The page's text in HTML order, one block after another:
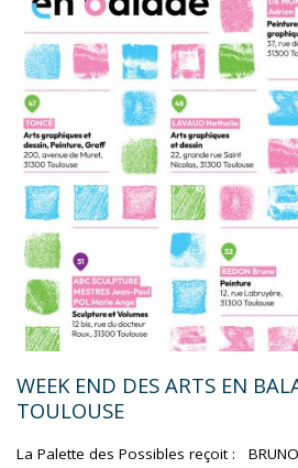
WEEK END DES ARTS EN
TOULOUSE
La Palette des Possibles